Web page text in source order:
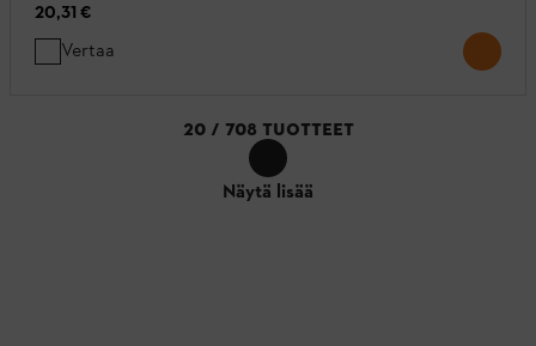
20,31 €
Vertaa
20 / 708 TUOTTEET
Näytä lisää